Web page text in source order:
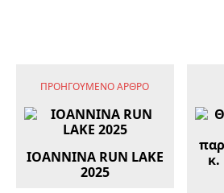
ΠΡΟΗΓΟΎΜΕΝΟ ΆΡΘΡΟ
ΙΟAΝΝΙΝΑ RUN LAKE
2025